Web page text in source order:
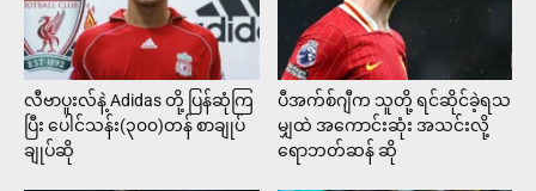
လီဗာပူးလ်နဲ့ Adidas တို့ ပြန်ဆုံကြ
ပြီး ပေါင်သန်း(၃၀၀)တန် စာချုပ်
ချုပ်ဆို
ပီအက်စ်ဂျီက သူတို့ ရင်ဆိုင်ခဲ့ရသ
မျှထဲ အကောင်းဆုံး အသင်းလို့
ရောဘတ်ဆန် ဆို